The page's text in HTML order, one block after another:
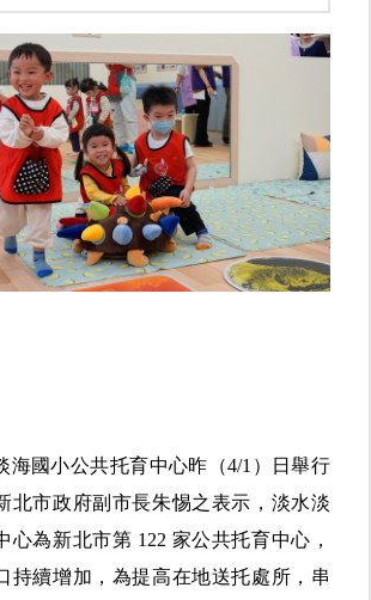
海國小公共托育中心昨（4/1）日舉行
北市政府副市長朱惕之表示，淡水淡
心為新北市第 122 家公共托育中心，
持續增加，為提高在地送托處所，串